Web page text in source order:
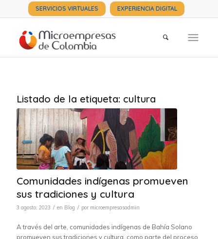
SERVICIOS VIRTUALES EXPERIENCIA DIGITAL
Listado de la etiqueta: cultura
Comunidades indígenas promueven
sus tradiciones y cultura
3 agosto, 2023 / en Blog / por microempresasadmin
A través del arte, comunidades indígenas de Bahía Solano
promueven sus tradiciones y cultura, como parte del proceso